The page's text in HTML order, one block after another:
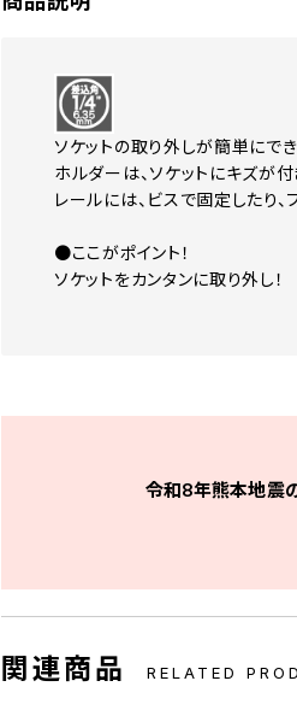
ソケットの取り外しが簡単にで
ホルダーは、ソケットにキズが付
レールには、ビスで固定したり
●ここがポイント！
ソケットをカンタンに取り外し！
令和8年熊本地震
関連商品 RELATED